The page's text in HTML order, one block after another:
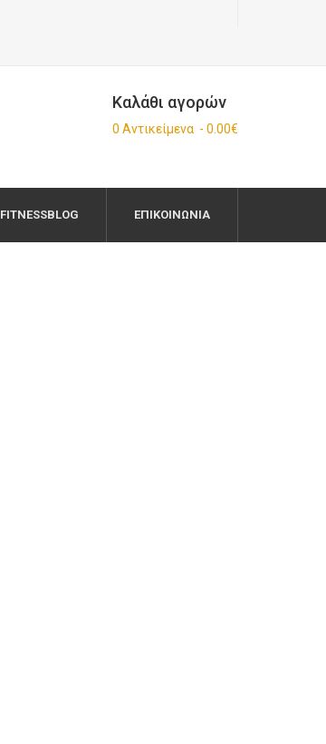
Καλάθι αγορών
0 Αντικείμενα - 0.00€
FITNESSBLOG ΕΠΙΚΟΙΝΩΝΊΑ